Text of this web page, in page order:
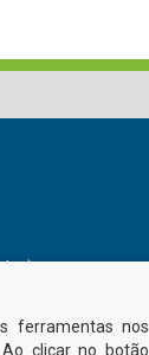
ferramentas nos
clicar no botão